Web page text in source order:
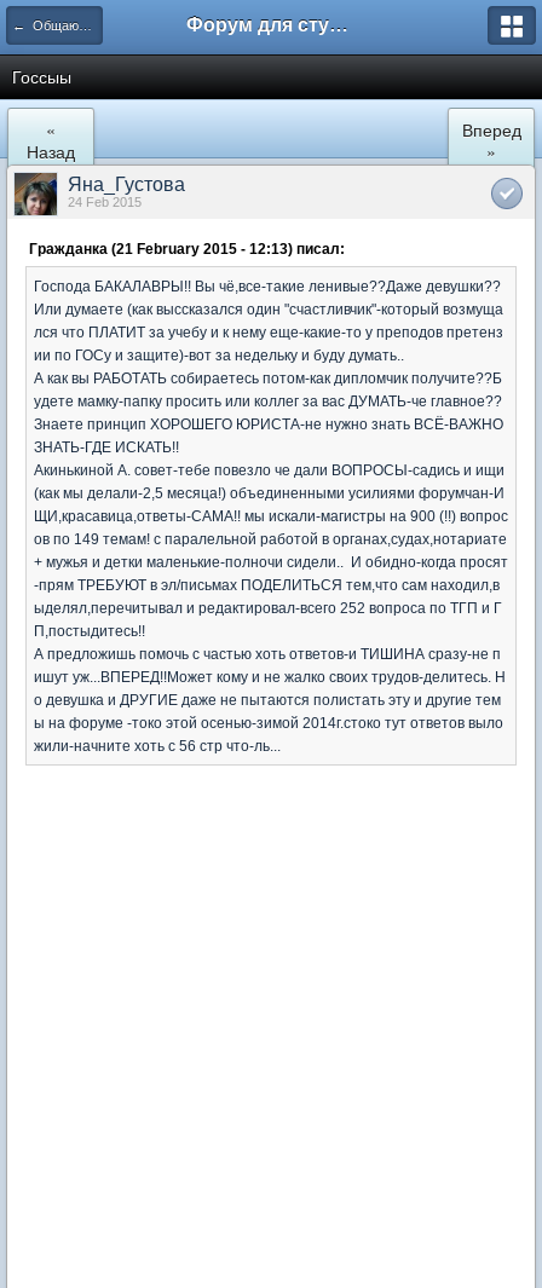
← Общаются юристы Форум для студента СГА
Госсыы
«
Назад
Вперед
»
Яна_Густова
24 Feb 2015
Гражданка (21 February 2015 - 12:13) писал:
Господа БАКАЛАВРЫ!! Вы чё,все-такие ленивые??Даже девушки??
Или думаете (как выссказался один "счастливчик"-который возмуща
лся что ПЛАТИТ за учебу и к нему еще-какие-то у преподов претенз
ии по ГОСу и защите)-вот за недельку и буду думать..
А как вы РАБОТАТЬ собираетесь потом-как дипломчик получите??Б
удете мамку-папку просить или коллег за вас ДУМАТЬ-че главное??
Знаете принцип ХОРОШЕГО ЮРИСТА-не нужно знать ВСЁ-ВАЖНО
ЗНАТЬ-ГДЕ ИСКАТЬ!!
Акинькиной А. совет-тебе повезло че дали ВОПРОСЫ-садись и ищи
(как мы делали-2,5 месяца!) объединенными усилиями форумчан-И
ЩИ,красавица,ответы-САМА!! мы искали-магистры на 900 (!!) вопрос
ов по 149 темам! с паралельной работой в органах,судах,нотариате
+ мужья и детки маленькие-полночи сидели.. И обидно-когда просят
-прям ТРЕБУЮТ в эл/письмах ПОДЕЛИТЬСЯ тем,что сам находил,в
ыделял,перечитывал и редактировал-всего 252 вопроса по ТГП и Г
П,постыдитесь!!
А предложишь помочь с частью хоть ответов-и ТИШИНА сразу-не п
ишут уж...ВПЕРЕД!!Может кому и не жалко своих трудов-делитесь. Н
о девушка и ДРУГИЕ даже не пытаются полистать эту и другие тем
ы на форуме -токо этой осенью-зимой 2014г.стоко тут ответов выло
жили-начните хоть с 56 стр что-ль...